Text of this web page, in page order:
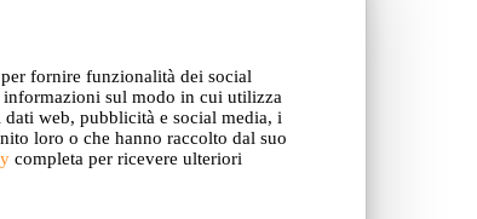
fornire funzionalità dei social
sul modo in cui utilizza
web, pubblicità e social media, i
loro o che hanno raccolto dal suo
completa per ricevere ulteriori